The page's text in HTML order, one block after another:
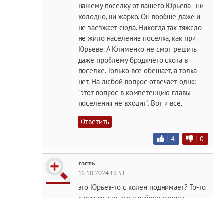
нашему поселку от вашего Юрьева - ни
холодно, ни жарко. Он вообще даже и
не заезжает сюда. Никогда так тяжело
не жило население поселка, как при
Юрьеве. А Клименко не смог решить
даже проблему бродячего скота в
поселке. Только все обещает, а толка
нет. На любой вопрос отвечает одно:
"этот вопрос в компетенцию главы
поселения не входит". Вот и все.
Ответить
| 4 | 0
гость
16.10.2024 19:51
это Юрьев-то с колен поднимает? То-то